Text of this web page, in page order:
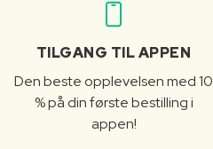
TILGANG TIL APPEN
Den beste opplevelsen med 10
% på din første bestilling i
appen!